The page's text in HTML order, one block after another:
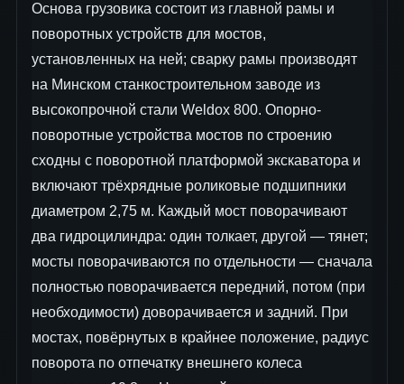
Основа грузовика состоит из главной рамы и
поворотных устройств для мостов,
установленных на ней; сварку рамы производят
на Минском станкостроительном заводе из
высокопрочной стали Weldox 800. Опорно-
поворотные устройства мостов по строению
сходны с поворотной платформой экскаватора и
включают трёхрядные роликовые подшипники
диаметром 2,75 м. Каждый мост поворачивают
два гидроцилиндра: один толкает, другой — тянет;
мосты поворачиваются по отдельности — сначала
полностью поворачивается передний, потом (при
необходимости) доворачивается и задний. При
мостах, повёрнутых в крайнее положение, радиус
поворота по отпечатку внешнего колеса